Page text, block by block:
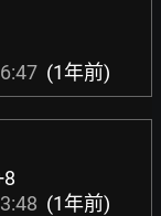
(1年前)
(1年前)